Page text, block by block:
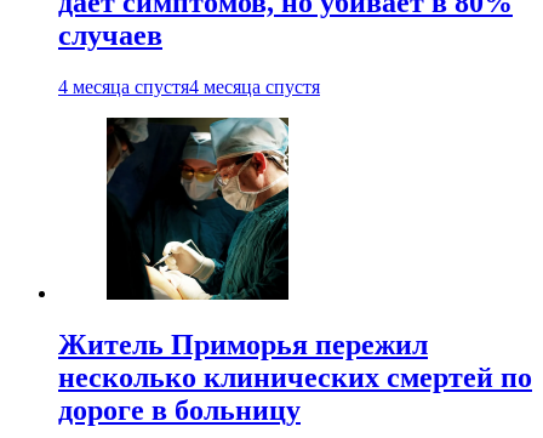
случаев
4 месяца спустя4 месяца спустя
Житель Приморья пережил
несколько клинических смертей по
дороге в больницу